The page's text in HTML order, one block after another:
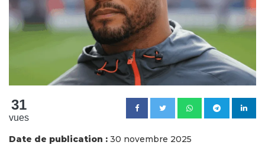
31
vues
Date de publication : 30 novembre 2025